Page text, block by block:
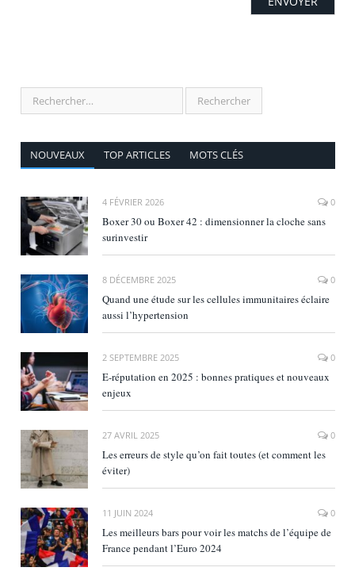
NOUVEAUX TOP ARTICLES MOTS CLÉS
4 FÉVRIER 2026 0
Boxer 30 ou Boxer 42 : dimensionner la cloche sans
surinvestir
8 DÉCEMBRE 2025 0
Quand une étude sur les cellules immunitaires éclaire
aussi l’hypertension
2 SEPTEMBRE 2025 0
E‑réputation en 2025 : bonnes pratiques et nouveaux
enjeux
27 AVRIL 2025 0
Les erreurs de style qu’on fait toutes (et comment les
éviter)
11 JUIN 2024 0
Les meilleurs bars pour voir les matchs de l’équipe de
France pendant l’Euro 2024